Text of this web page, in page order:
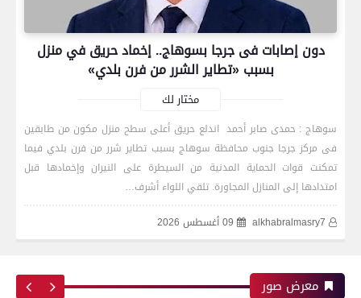
دون إصابات فى جرجا بسوهاج.. إخماد حريق في منزل
بسبب «تطاير الشرر من فرن بلدي»
مختار لك
سوهاج : حمدى صابر أحمد اندلع حريق أعلى سطح منزل مكون من طابقين
فى مركز جرجا جنوب محافظة سوهاج بسبب تطاير شرر من فرن بلدي فيما
تمكنت قوات الحماية المدنية من السيطرة على النيران وإخمادها قبل
امتدادها إلى المنازل المجاورة. تلقي اللواء أشرف…
alkhabralmasry7
09 أغسطس 2026
معرض صور
رياضة
اتحاد العاصمة الجزائرى بطلاً لكأس الكونفدرالية
الإفريقية للمرة الثانية في تاريخه